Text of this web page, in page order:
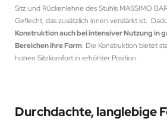
Sitz und Rückenlehne des Stuhls MASSIMO
Geflecht, das zusätzlich innen verstärkt ist.
Konstruktion auch bei intensiver Nutzung in
Bereichen ihre Form. Die Konstruktion bietet
hohen Sitzkomfort in erhöhter Position.
Durchdachte, langlebige